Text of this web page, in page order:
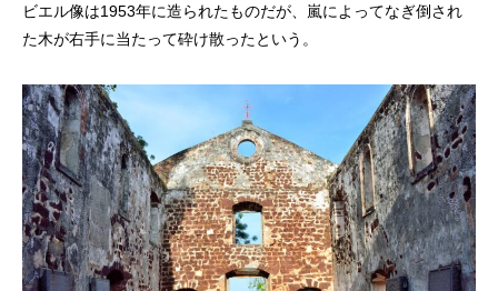
ビエル像は1953年に造られたものだが、嵐によってなぎ倒され
た木が右手に当たって砕け散ったという。